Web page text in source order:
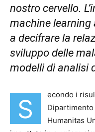
nostro cervello.
machine learning
a decifrare la
sviluppo delle
modelli di analisi
S
econdo i
Humanitas